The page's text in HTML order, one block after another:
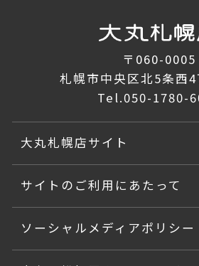
〒060-0005
札幌市中央区北5条西
Tel.050-1780-
大丸札幌店サイト
サイトのご利用にあたって
ソーシャルメディアポリシー